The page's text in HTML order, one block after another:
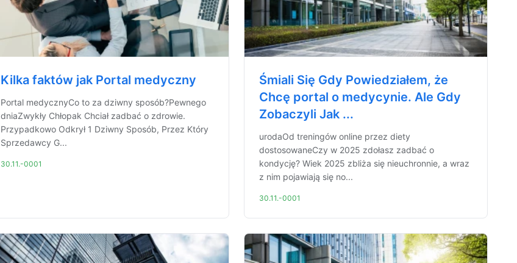
Kilka faktów jak Portal medyczny
Portal medycznyCo to za dziwny sposób?Pewnego
dniaZwykły Chłopak Chciał zadbać o zdrowie.
Przypadkowo Odkrył 1 Dziwny Sposób, Przez Który
Sprzedawcy G...
30.11.-0001
Śmiali Się Gdy Powiedziałem, że
Chcę portal o medycynie. Ale Gdy
Zobaczyli Jak ...
urodaOd treningów online przez diety
dostosowaneCzy w 2025 zdołasz zadbać o
kondycję? Wiek 2025 zbliża się nieuchronnie, a wraz
z nim pojawiają się no...
30.11.-0001